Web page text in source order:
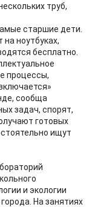
труб,
старшие дети.
ноутбуках,
бесплатно.
процессы,
сообща
задач, спорят,
готовых
ищут
и экологии
На занятиях